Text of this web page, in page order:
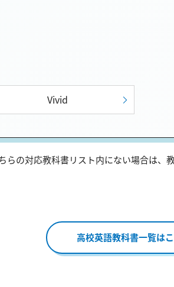
Vivid
らの対応教科書リスト内にない場合は
高校英語教科書一覧は